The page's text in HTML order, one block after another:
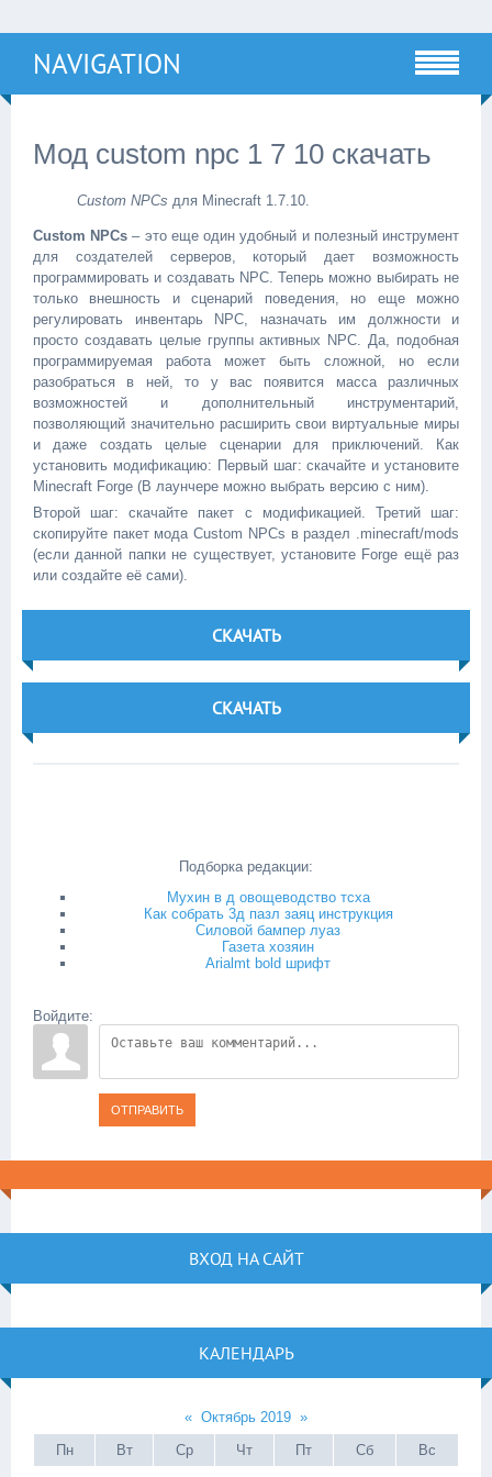
NAVIGATION
Мод custom npc 1 7 10 скачать
Custom NPCs для Minecraft 1.7.10.
Custom NPCs – это еще один удобный и полезный инструмент
для создателей серверов, который дает возможность
программировать и создавать NPC. Теперь можно выбирать не
только внешность и сценарий поведения, но еще можно
регулировать инвентарь NPC, назначать им должности и
просто создавать целые группы активных NPC. Да, подобная
программируемая работа может быть сложной, но если
разобраться в ней, то у вас появится масса различных
возможностей и дополнительный инструментарий,
позволяющий значительно расширить свои виртуальные миры
и даже создать целые сценарии для приключений. Как
установить модификацию: Первый шаг: скачайте и установите
Minecraft Forge (В лаунчере можно выбрать версию с ним).
Второй шаг: скачайте пакет с модификацией. Третий шаг:
скопируйте пакет мода Custom NPCs в раздел .minecraft/mods
(если данной папки не существует, установите Forge ещё раз
или создайте её сами).
СКАЧАТЬ
СКАЧАТЬ
Подборка редакции:
Мухин в д овощеводство тсха
Как собрать 3д пазл заяц инструкция
Силовой бампер луаз
Газета хозяин
Arialmt bold шрифт
Войдите:
ОТПРАВИТЬ
ВХОД НА САЙТ
КАЛЕНДАРЬ
« Октябрь 2019 »
Пн
Вт Ср Чт Пт Сб Вс